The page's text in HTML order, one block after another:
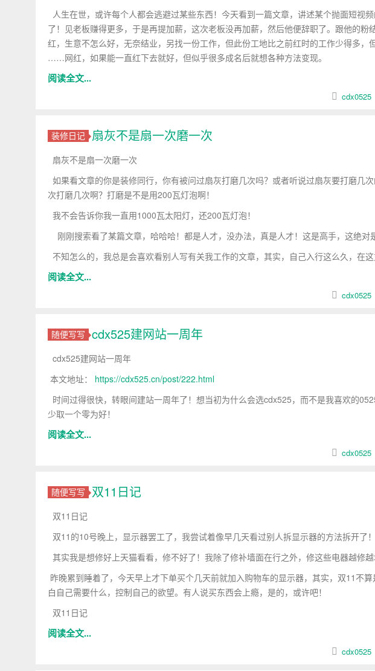
人生在世，或许每个人都会逃避过某些东西！今天看到一篇文章，讲述某个抛面短视
了！见老板赚得更多，于是再提加薪，这次老板没再加薪，然后他便辞职了。跟他的粉
红，生意不怎么好，无奈结业，另找一份工作，但此份工地比之前红时的工作少得多，
……网红，如果能一直红下去就好，但似乎很多成名后就想各种方法变现。
阅读全文...
cdx0525
装修日记 扇灰不是扇一次磨一次
扇灰不是扇一次磨一次
如果看文章的你是装修同行，你有被问过扇灰打磨几次吗？或者听说过扇灰要打磨几
次打磨几次啊？打磨是不是用200瓦灯泡啊！
我不会告诉你我一直用1000瓦太阳灯，还200瓦灯泡！
刚刚搜索看了某篇文章，哈哈哈！都是人才，没办法，真是人才！这是高手，这绝对
不知怎么的，我总是会喜欢看别人写有关我工作的文章，其实，自己入行这么久，在
阅读全文...
cdx0525
随便写写 cdx525建网站一周年
cdx525建网站一周年
本文地址： https://cdx525.cn/post/222.html
时间过得很快，转眼间建站一周年了！想当初为什么会选cdx525，而不是我喜欢的
少取一个零为好！
阅读全文...
cdx0525
随便写写 双11日记
双11日记
双11的10号晚上，显示器罢工了，我尝试着像早几天看过别人拆显示器的方法拆开了
其实我是想修好上天猫看看，修不好了！我除了修补墙面在行之外，修这些电器越修越
昨晚累到睡着了，今天早上才下单买个几天前就加入购物车的显示器，其实，双11不
白自己需要什么，控制自己的欲望。有人说买东西会上瘾，是的，或许吧！
双11日记
阅读全文...
cdx0525